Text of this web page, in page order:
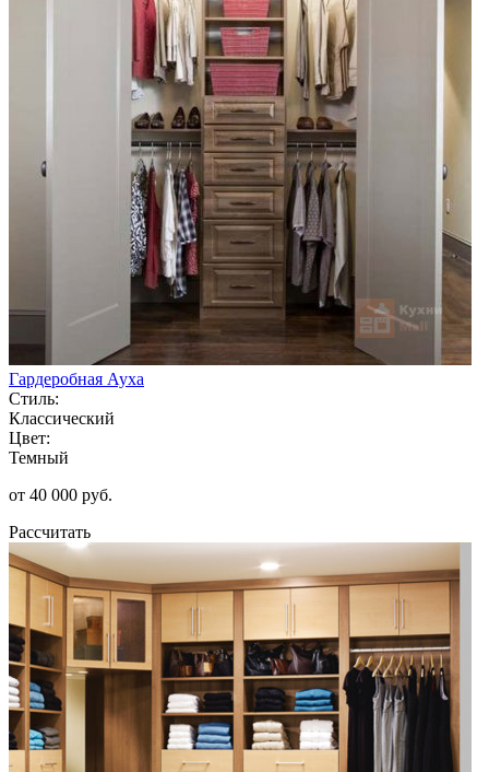
Гардеробная Ауха
Стиль:
Классический
Цвет:
Темный
от 40 000 руб.
Рассчитать